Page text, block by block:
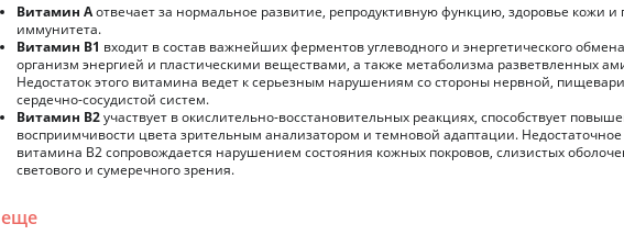
Витамин Аотвечает за нормальное развитие, репродуктивную функцию, здоровье кожи и
иммунитета.
Витамин В1 входит в состав важнейших ферментов углеводного и энергетического
организм энергией и пластическими веществами, а также метаболизма разветвленных
Недостаток этого витамина ведет к серьезным нарушениям со стороны нервной,
сердечно-сосудистой систем.
Витамин В2участвует в окислительно-восстановительных реакциях, способствует
восприимчивости цвета зрительным анализатором и темновой адаптации.
витамина В2 сопровождается нарушением состояния кожных покровов, слизистых
светового и сумеречного зрения.
еще